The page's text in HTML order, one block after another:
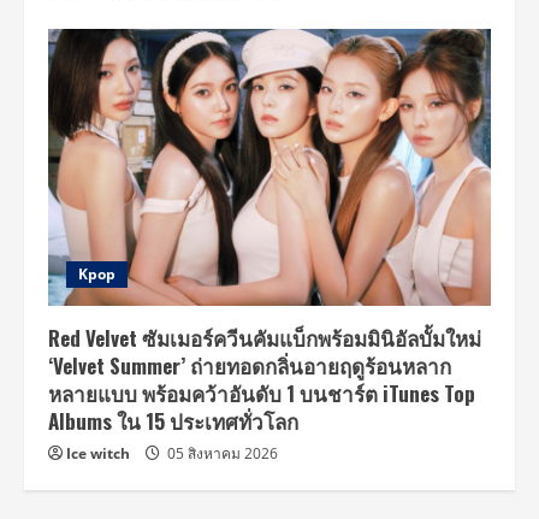
Kpop
Red Velvet ซัมเมอร์ควีนคัมแบ็กพร้อมมินิอัลบั้มใหม่
‘Velvet Summer’ ถ่ายทอดกลิ่นอายฤดูร้อนหลาก
หลายแบบ พร้อมคว้าอันดับ 1 บนชาร์ต iTunes Top
Albums ใน 15 ประเทศทั่วโลก
Ice witch 05 สิงหาคม 2026